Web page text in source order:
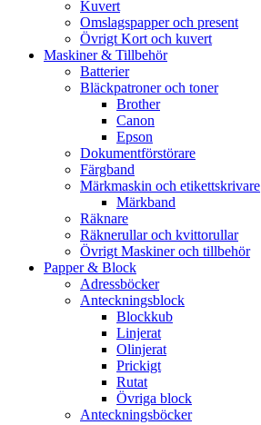
Kuvert
Omslagspapper och present
Övrigt Kort och kuvert
Maskiner & Tillbehör
Batterier
Bläckpatroner och toner
Brother
Canon
Epson
Dokumentförstörare
Färgband
Märkmaskin och etikettskrivare
Märkband
Räknare
Räknerullar och kvittorullar
Övrigt Maskiner och tillbehör
Papper & Block
Adressböcker
Anteckningsblock
Blockkub
Linjerat
Olinjerat
Prickigt
Rutat
Övriga block
Anteckningsböcker